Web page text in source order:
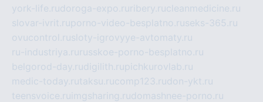
york-life.rudoroga-expo.ru ribery.rucleanmedicine.ru
slovar-ivrit.ruporno-video-besplatno.ruseks-365.ru
ovucontrol.rusloty-igrovyye-avtomaty.ru
ru-industriya.ru russkoe-porno-besplatno.ru
belgorod-day.rudigilith.rupichkurovlab.ru
medic-today.rutaksu.rucomp123.rudon-ykt.ru
teensvoice.ru imgsharing.rudomashnee-porno.ru